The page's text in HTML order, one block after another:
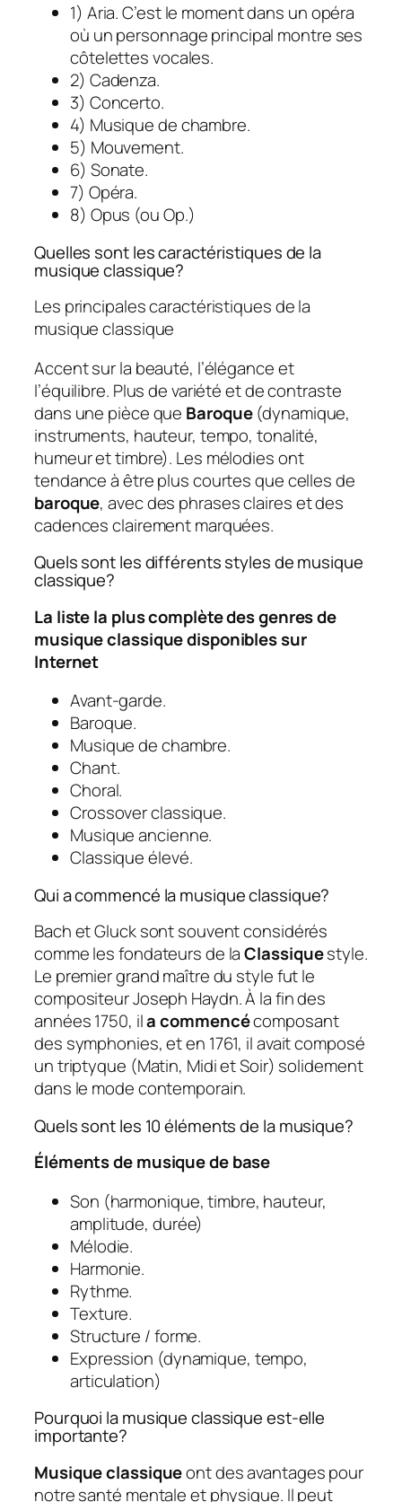
1) Aria. C’est le moment dans un opéra
où un personnage principal montre ses
côtelettes vocales.
2) Cadenza.
3) Concerto.
4) Musique de chambre.
5) Mouvement.
6) Sonate.
7) Opéra.
8) Opus (ou Op.)
Quelles sont les caractéristiques de la
musique classique?
Les principales caractéristiques de la
musique classique
Accent sur la beauté, l’élégance et
l’équilibre. Plus de variété et de contraste
dans une pièce que Baroque(dynamique,
instruments, hauteur, tempo, tonalité,
humeur et timbre). Les mélodies ont
tendance à être plus courtes que celles de
baroque, avec des phrases claires et des
cadences clairement marquées.
Quels sont les différents styles de musique
classique?
La liste la plus complète des genres de
musique classique disponibles sur
Internet
Avant-garde.
Baroque.
Musique de chambre.
Chant.
Choral.
Crossover classique.
Musique ancienne.
Classique élevé.
Qui a commencé la musique classique?
Bach et Gluck sont souvent considérés
comme les fondateurs de laClassiquestyle.
Le premier grand maître du style fut le
compositeur Joseph Haydn. À la fin des
années 1750, ila commencécomposant
des symphonies, et en 1761, il avait composé
un triptyque (Matin, Midi et Soir) solidement
dans le mode contemporain.
Quels sont les 10 éléments de la musique?
Éléments de musique de base
Son (harmonique, timbre, hauteur,
amplitude, durée)
Mélodie.
Harmonie.
Rythme.
Texture.
Structure / forme.
Expression (dynamique, tempo,
articulation)
Pourquoi la musique classique est-elle
importante?
Musique classiqueont des avantages pour
notre santé mentale et physique. Il peut